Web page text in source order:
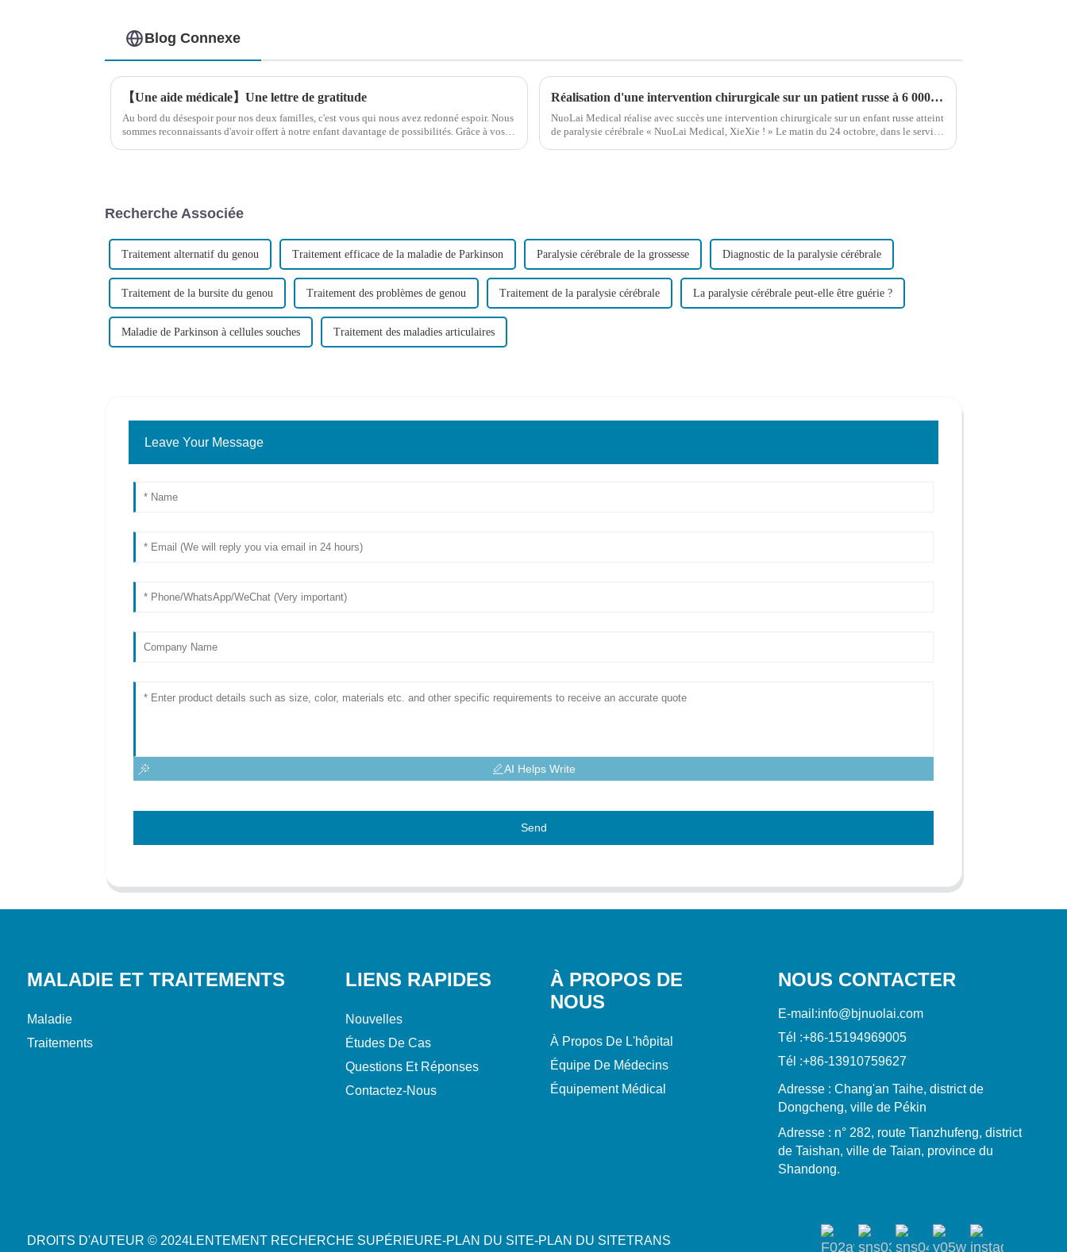
Blog Connexe
【Une aide médicale】Une lettre de gratitude
Au bord du désespoir pour nos deux familles, c'est vous qui nous avez redonné espoir. Nous
sommes reconnaissants d'avoir offert à notre enfant davantage de possibilités. Grâce à vos
Réalisation d'une intervention chirurgicale sur un patient russe à 6 000 kilomètres de distance
NuoLai Medical réalise avec succès une intervention chirurgicale sur un enfant russe atteint
de paralysie cérébrale « NuoLai Medical, XieXie ! » Le matin du 24 octobre, dans le service
Recherche Associée
Traitement alternatif du genou Traitement efficace de la maladie de Parkinson Paralysie cérébrale de la grossesse Diagnostic de la paralysie cérébrale
Traitement de la bursite du genou Traitement des problèmes de genou Traitement de la paralysie cérébrale La paralysie cérébrale peut-elle être guérie ?
Maladie de Parkinson à cellules souches Traitement des maladies articulaires
Leave Your Message
AI Helps Write
Send
MALADIE ET TRAITEMENTS
Maladie
Traitements
LIENS RAPIDES
Nouvelles
Études De Cas
Questions Et Réponses
Contactez-Nous
À PROPOS DE
NOUS
À Propos De L'hôpital
Équipe De Médecins
Équipement Médical
NOUS CONTACTER
E-mail:info@bjnuolai.com
Tél :+86-15194969005
Tél :+86-13910759627
Adresse : Chang'an Taihe, district de
Dongcheng, ville de Pékin
Adresse : n° 282, route Tianzhufeng, district
de Taishan, ville de Taian, province du
Shandong.
DROITS D'AUTEUR © 2024LENTEMENT RECHERCHE SUPÉRIEURE-PLAN DU SITE-PLAN DU SITETRANS